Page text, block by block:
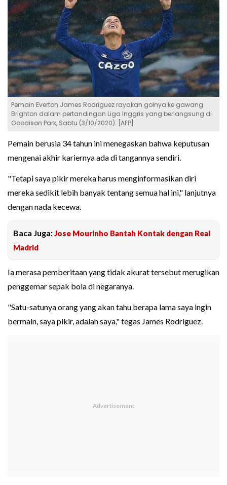
Pemain Everton James Rodriguez rayakan golnya ke gawang
Brighton dalam pertandingan Liga Inggris yang berlangsung di
Goodison Park, Sabtu (3/10/2020). [AFP]
Pemain berusia 34 tahun ini menegaskan bahwa keputusan
mengenai akhir kariernya ada di tangannya sendiri.
"Tetapi saya pikir mereka harus menginformasikan diri
mereka sedikit lebih banyak tentang semua hal ini," lanjutnya
dengan nada kecewa.
Baca Juga:Jose Mourinho Bantah Kontak dengan Real
Madrid
Ia merasa pemberitaan yang tidak akurat tersebut merugikan
penggemar sepak bola di negaranya.
"Satu-satunya orang yang akan tahu berapa lama saya ingin
bermain, saya pikir, adalah saya," tegas James Rodriguez.